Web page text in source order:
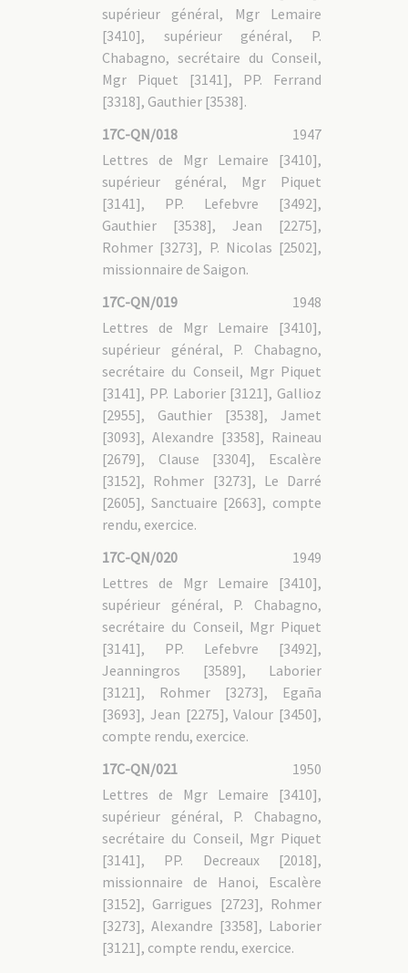
supérieur général, Mgr Lemaire
[3410], supérieur général, P.
Chabagno, secrétaire du Conseil,
Mgr Piquet [3141], PP. Ferrand
[3318], Gauthier [3538].
17C-QN/018
1947
Lettres de Mgr Lemaire [3410],
supérieur général, Mgr Piquet
[3141], PP. Lefebvre [3492],
Gauthier [3538], Jean [2275],
Rohmer [3273], P. Nicolas [2502],
missionnaire de Saigon.
17C-QN/019
1948
Lettres de Mgr Lemaire [3410],
supérieur général, P. Chabagno,
secrétaire du Conseil, Mgr Piquet
[3141], PP. Laborier [3121], Gallioz
[2955], Gauthier [3538], Jamet
[3093], Alexandre [3358], Raineau
[2679], Clause [3304], Escalère
[3152], Rohmer [3273], Le Darré
[2605], Sanctuaire [2663], compte
rendu, exercice.
17C-QN/020
1949
Lettres de Mgr Lemaire [3410],
supérieur général, P. Chabagno,
secrétaire du Conseil, Mgr Piquet
[3141], PP. Lefebvre [3492],
Jeanningros [3589], Laborier
[3121], Rohmer [3273], Egaña
[3693], Jean [2275], Valour [3450],
compte rendu, exercice.
17C-QN/021
1950
Lettres de Mgr Lemaire [3410],
supérieur général, P. Chabagno,
secrétaire du Conseil, Mgr Piquet
[3141], PP. Decreaux [2018],
missionnaire de Hanoi, Escalère
[3152], Garrigues [2723], Rohmer
[3273], Alexandre [3358], Laborier
[3121], compte rendu, exercice.